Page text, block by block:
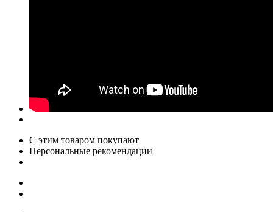
С этим товаром покупают
Персональные рекомендации